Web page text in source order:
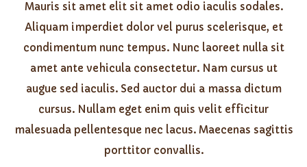
Mauris sit amet elit sit amet odio iaculis sodales.
Aliquam imperdiet dolor vel purus scelerisque, et
condimentum nunc tempus. Nunc laoreet nulla sit
amet ante vehicula consectetur. Nam cursus ut
augue sed iaculis. Sed auctor dui a massa dictum
cursus. Nullam eget enim quis velit efficitur
malesuada pellentesque nec lacus. Maecenas sagittis
porttitor convallis.